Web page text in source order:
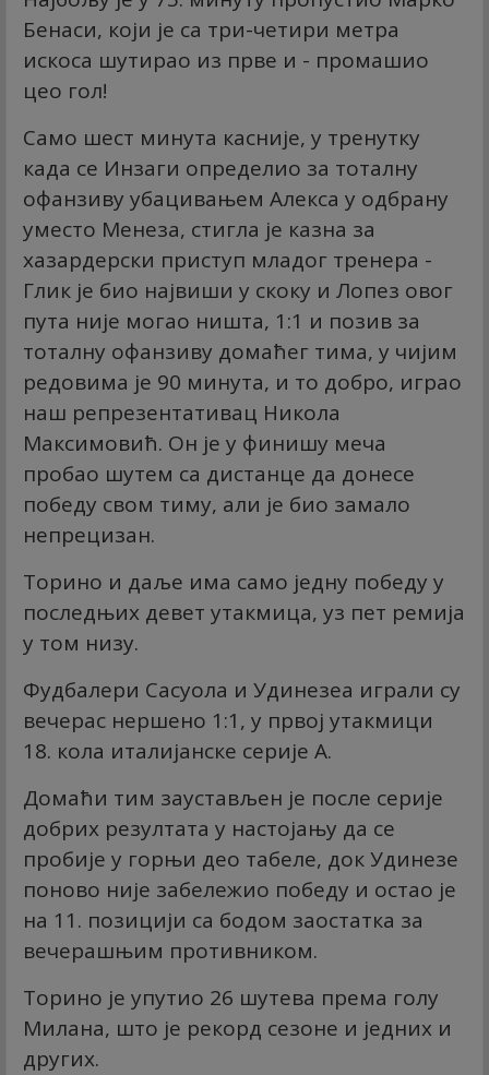
Бенаси, који је са три-четири метра
искоса шутирао из прве и - промашио
цео гол!
Само шест минута касније, у тренутку
када се Инзаги определио за тоталну
офанзиву убацивањем Алекса у одбрану
уместо Менеза, стигла је казна за
хазардерски приступ младог тренера -
Глик је био највиши у скоку и Лопез овог
пута није могао ништа, 1:1 и позив за
тоталну офанзиву домаћег тима, у чијим
редовима је 90 минута, и то добро, играо
наш репрезентативац Никола
Максимовић. Он је у финишу меча
пробао шутем са дистанце да донесе
победу свом тиму, али је био замало
непрецизан.
Торино и даље има само једну победу у
последњих девет утакмица, уз пет ремија
у том низу.
Фудбалери Сасуола и Удинезеа играли су
вечерас нершено 1:1, у првој утакмици
18. кола италијанске серије А.
Домаћи тим заустављен је после серије
добрих резултата у настојању да се
пробије у горњи део табеле, док Удинезе
поново није забележио победу и остао је
на 11. позицији са бодом заостатка за
вечерашњим противником.
Торино је упутио 26 шутева према голу
Милана, што је рекорд сезоне и једних и
других.